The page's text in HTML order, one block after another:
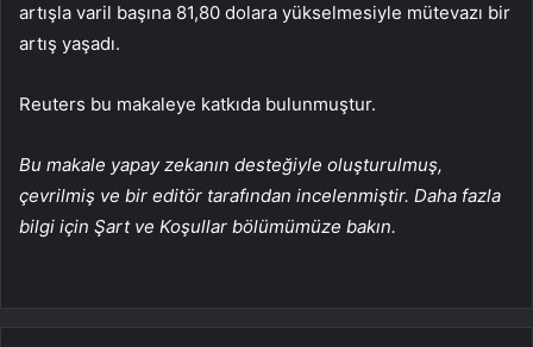
artışla varil başına 81,80 dolara yükselmesiyle mütevazı bir
artış yaşadı.
Reuters bu makaleye katkıda bulunmuştur.
Bu makale yapay zekanın desteğiyle oluşturulmuş,
çevrilmiş ve bir editör tarafından incelenmiştir. Daha fazla
bilgi için Şart ve Koşullar bölümümüze bakın.